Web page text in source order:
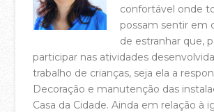
O Nossos Estatutos
Fundamentos Dos Estatutos
As Nossas Contas (2025)
As Nossas Contas (2024)
confortável onde
possam sentir em
de estranhar que,
participar nas atividades
trabalho de crianças, seja ela a
Decoração e manutenção das
Casa da Cidade. Ainda em relação à